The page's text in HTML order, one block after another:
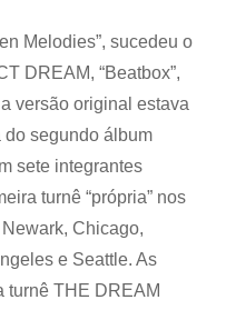
Melodies”, sucedeu o
DREAM, “Beatbox”,
versão original estava
do segundo álbum
sete integrantes
turnê “própria” nos
Chicago,
e Seattle. As
turnê THE DREAM